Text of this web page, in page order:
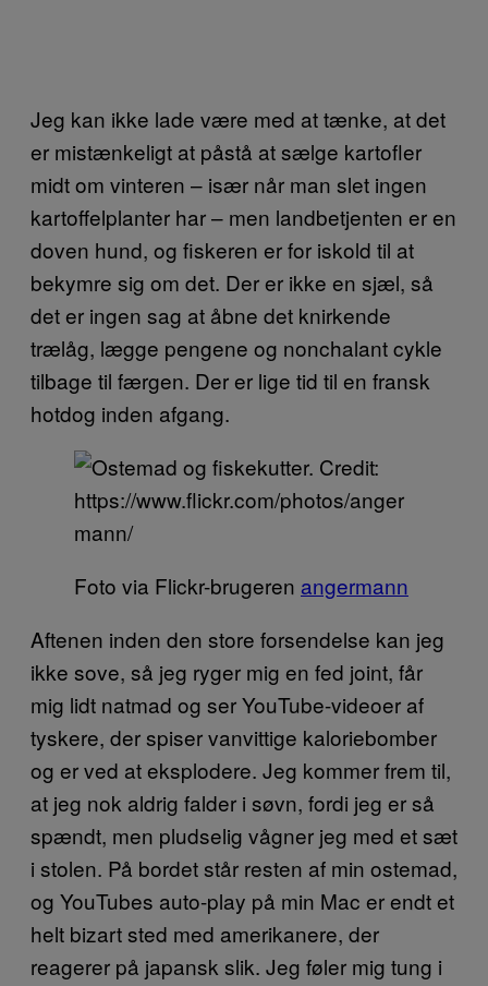
Jeg kan ikke lade være med at tænke, at det
er mistænkeligt at påstå at sælge kartofler
midt om vinteren – især når man slet ingen
kartoffelplanter har – men landbetjenten er en
doven hund, og fiskeren er for iskold til at
bekymre sig om det. Der er ikke en sjæl, så
det er ingen sag at åbne det knirkende
trælåg, lægge pengene og nonchalant cykle
tilbage til færgen. Der er lige tid til en fransk
hotdog inden afgang.
Foto via Flickr-brugeren angermann
Aftenen inden den store forsendelse kan jeg
ikke sove, så jeg ryger mig en fed joint, får
mig lidt natmad og ser YouTube-videoer af
tyskere, der spiser vanvittige kaloriebomber
og er ved at eksplodere. Jeg kommer frem til,
at jeg nok aldrig falder i søvn, fordi jeg er så
spændt, men pludselig vågner jeg med et sæt
i stolen. På bordet står resten af min ostemad,
og YouTubes auto-play på min Mac er endt et
helt bizart sted med amerikanere, der
reagerer på japansk slik. Jeg føler mig tung i